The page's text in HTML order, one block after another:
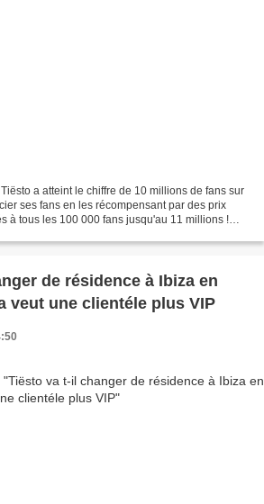
a atteint le chiffre de 10 millions de fans sur
ses fans en les récompensant par des prix
à tous les 100 000 fans jusqu'au 11 millions !
de résidence à Ibiza en
veut une clientéle plus VIP